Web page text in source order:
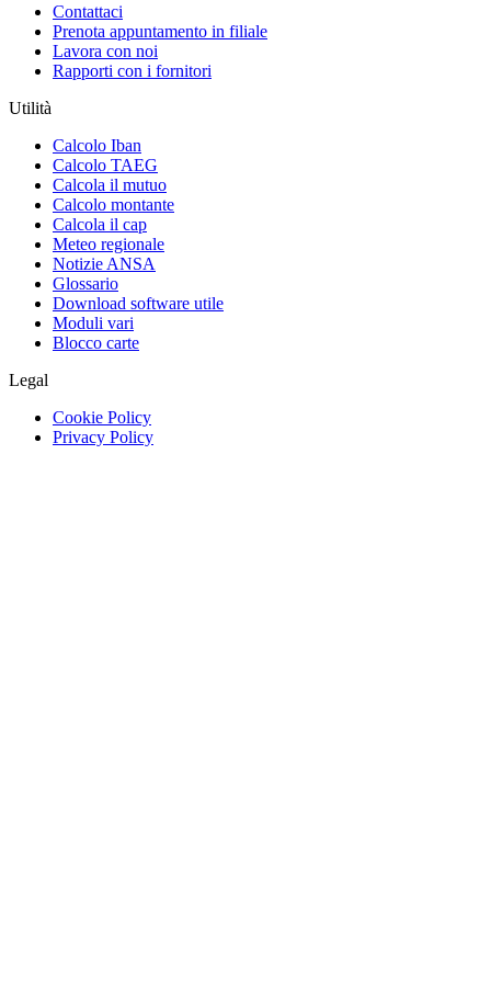
Contattaci
Prenota appuntamento in filiale
Lavora con noi
Rapporti con i fornitori
Utilità
Calcolo Iban
Calcolo TAEG
Calcola il mutuo
Calcolo montante
Calcola il cap
Meteo regionale
Notizie ANSA
Glossario
Download software utile
Moduli vari
Blocco carte
Legal
Cookie Policy
Privacy Policy